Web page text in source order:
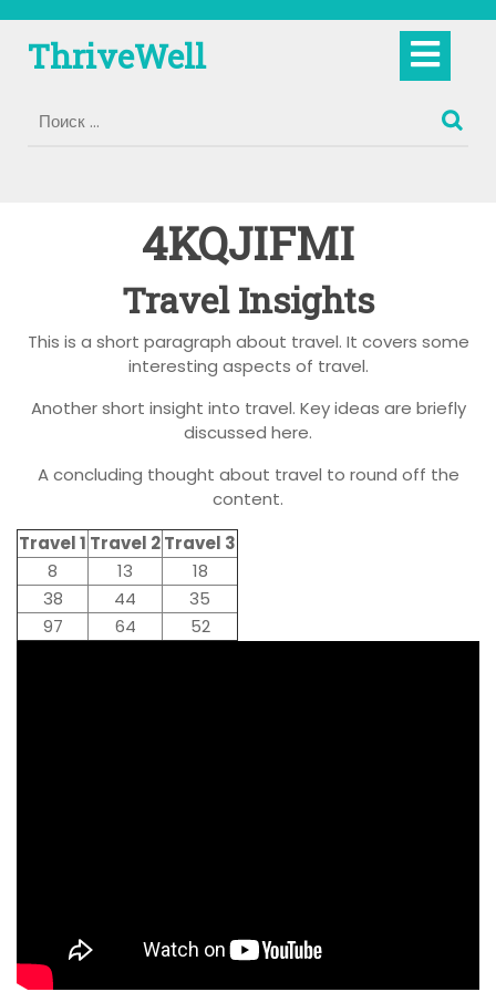
содержимому
ThriveWell
4KQJIFMI
Travel Insights
This is a short paragraph about travel. It covers some
interesting aspects of travel.
Another short insight into travel. Key ideas are briefly
discussed here.
A concluding thought about travel to round off the
content.
Travel 1 Travel 2Travel 3
8
13
18
38
44
35
97
64 52